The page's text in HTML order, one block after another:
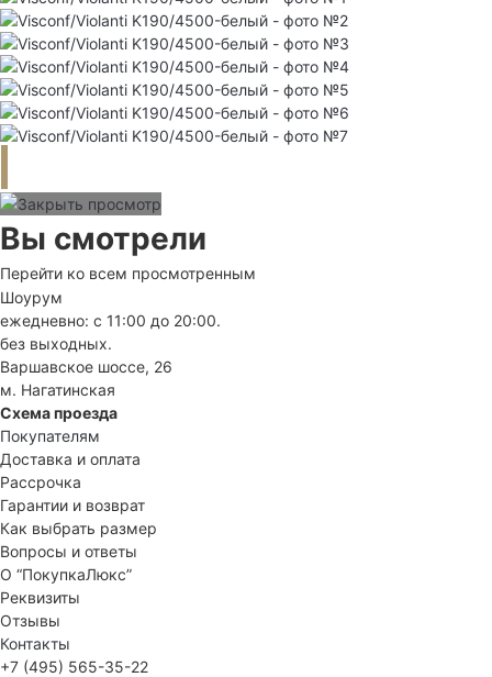
Вы смотрели
Перейти ко всем просмотренным
Шоурум
ежедневно: с 11:00 до 20:00.
без выходных.
Варшавское шоссе, 26
м. Нагатинская
Схема проезда
Покупателям
Доставка и оплата
Рассрочка
Гарантии и возврат
Как выбрать размер
Вопросы и ответы
О “ПокупкаЛюкс”
Реквизиты
Отзывы
Контакты
+7 (495) 565-35-22